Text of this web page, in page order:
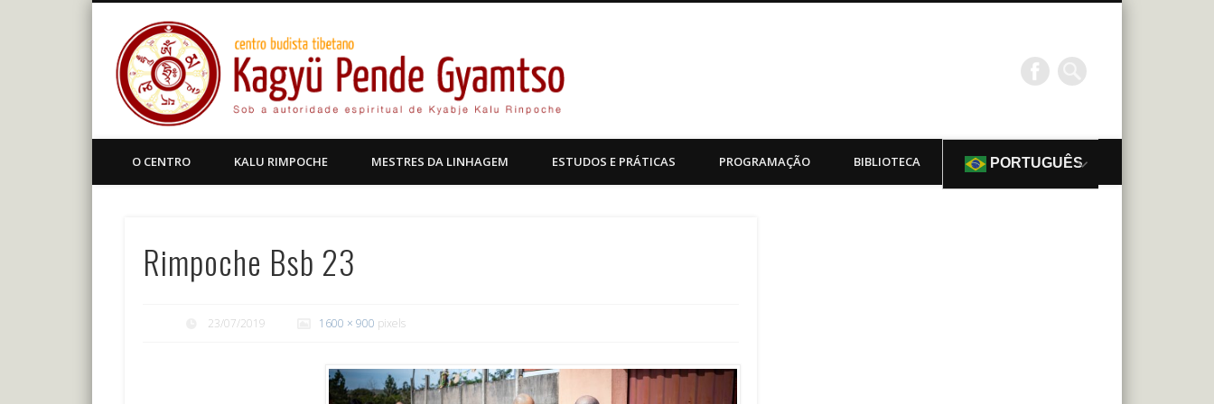
Kagyu Pende Gyamtso
Centro Budista Tibetano
Facebook
O CENTRO KALU RIMPOCHE MESTRES DA LINHAGEM ESTUDOS E PRÁTICAS PROGRAMAÇÃO BIBLIOTECA PORTUGUÊS
Rimpoche Bsb 23
23/07/2019 1600 × 900 pixels